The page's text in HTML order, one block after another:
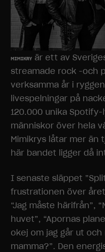
MIMIKRY är ett av
streamade rock -och
verksamma år i
livespelningar på
120.000 unika
människor över hela
Mimikrys låtar mer än
här bandet ligger då
I senaste släppet
frustrationen över
“Jag måste härifrån”,
huvet”, “Apornas
okej om jag går ut
mamma?”. Den